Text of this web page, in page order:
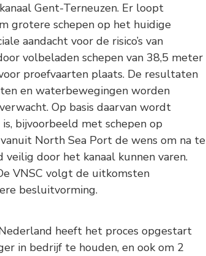
Gent-Terneuzen. Er loopt
grotere schepen op het huidige
aandacht voor de risico’s van
volbeladen schepen van 38,5 meter
proefvaarten plaats. De resultaten
en waterbewegingen worden
Op basis daarvan wordt
bijvoorbeeld met schepen op
North Sea Port de wens om na te
door het kanaal kunnen varen.
VNSC volgt de uitkomsten
besluitvorming.
heeft het proces opgestart
in bedrijf te houden, en ook om 2